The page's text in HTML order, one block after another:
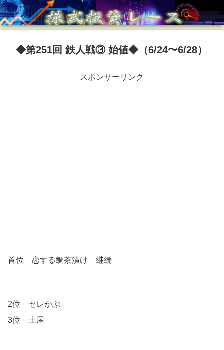
◆第251回 鉄人戦③ 始値◆（6/24〜6/28）
スポンサーリンク
首位 恋する鯛茶漬け 継続
2位 セレかぶ
3位 土屋